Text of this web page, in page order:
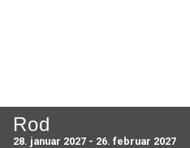
Rod
28. januar 2027 - 26. februar 2027